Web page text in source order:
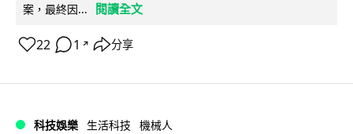
案，最終因...
閱讀全文
22 1 ↗ 分享
科技娛樂 生活科技 機械人